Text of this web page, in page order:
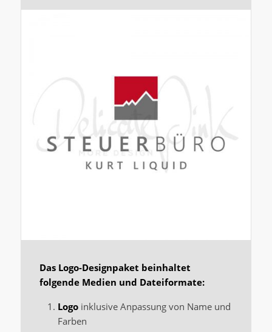
Das Logo-Designpaket beinhaltet
folgende Medien und Dateiformate:
Logo inklusive Anpassung von Name und
Farben